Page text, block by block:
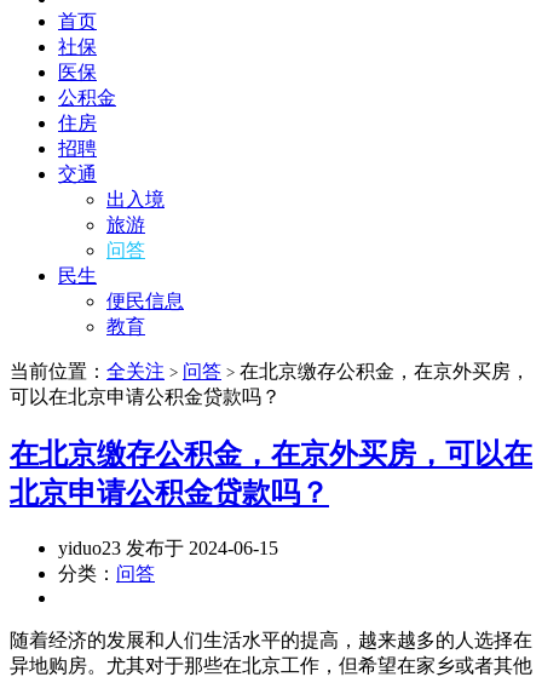
首页
社保
医保
公积金
住房
招聘
交通
出入境
旅游
问答
民生
便民信息
教育
当前位置： 全关注 > 问答 > 在北京缴存公积金，在京外买房，
可以在北京申请公积金贷款吗？
在北京缴存公积金，在京外买房，可以在
北京申请公积金贷款吗？
yiduo23 发布于 2024-06-15
分类： 问答
随着经济的发展和人们生活水平的提高，越来越多的人选择在
异地购房。尤其对于那些在北京工作，但希望在家乡或者其他